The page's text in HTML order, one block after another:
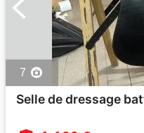
7
Selle de dressage